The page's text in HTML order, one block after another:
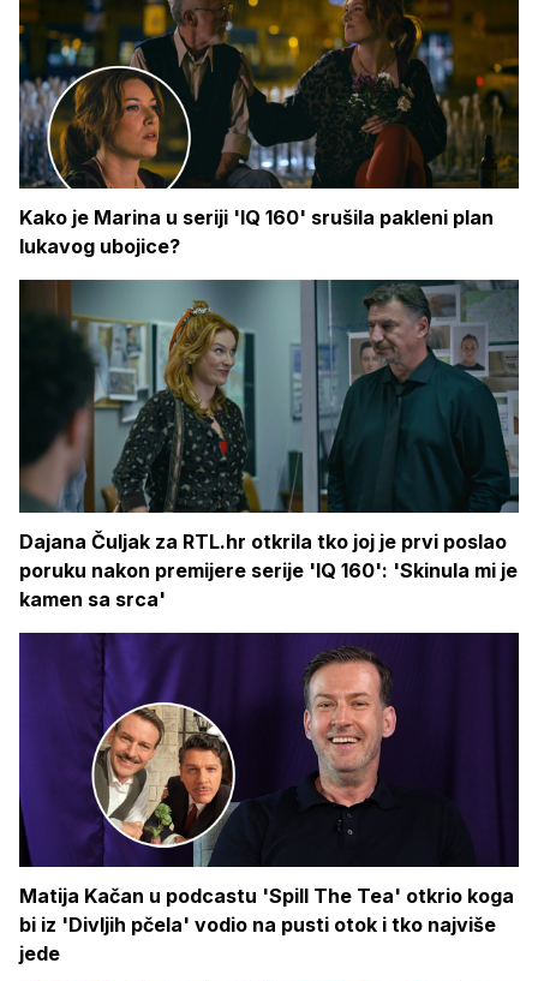
Kako je Marina u seriji 'IQ 160' srušila pakleni plan
lukavog ubojice?
Dajana Čuljak za RTL.hr otkrila tko joj je prvi poslao
poruku nakon premijere serije 'IQ 160': 'Skinula mi je
kamen sa srca'
Matija Kačan u podcastu 'Spill The Tea' otkrio koga
bi iz 'Divljih pčela' vodio na pusti otok i tko najviše
jede